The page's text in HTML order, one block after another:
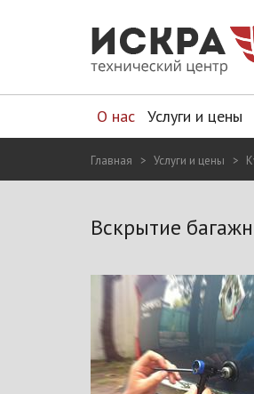
О нас Услуги и цены
Главная Услуги и цены
Вскрытие